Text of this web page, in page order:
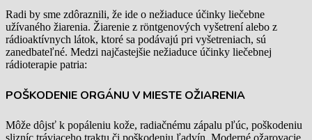
Radi by sme zdôraznili, že ide o nežiaduce účinky liečebne
užívaného žiarenia. Žiarenie z röntgenových vyšetrení alebo z
rádioaktívnych látok, ktoré sa podávajú pri vyšetreniach, sú
zanedbateľné. Medzi najčastejšie nežiaduce účinky liečebnej
rádioterapie patria:
POŠKODENIE ORGÁNU V MIESTE OŽIARENIA
Môže dôjsť k popáleniu kože, radiačnému zápalu pľúc, poškodeniu